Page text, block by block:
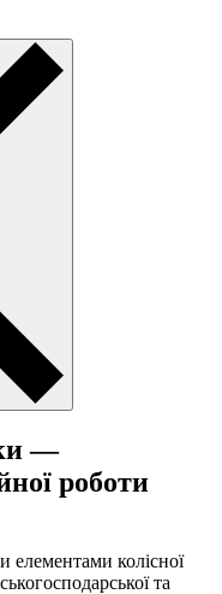
—
роботи
елементами колісної
та